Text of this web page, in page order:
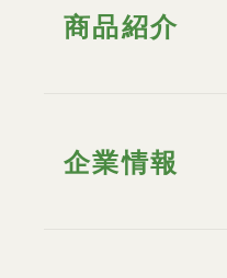
商品紹介
企業情報